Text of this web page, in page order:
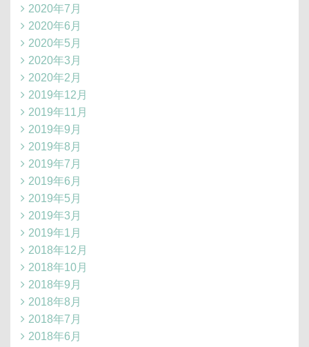
2020年7月
2020年6月
2020年5月
2020年3月
2020年2月
2019年12月
2019年11月
2019年9月
2019年8月
2019年7月
2019年6月
2019年5月
2019年3月
2019年1月
2018年12月
2018年10月
2018年9月
2018年8月
2018年7月
2018年6月